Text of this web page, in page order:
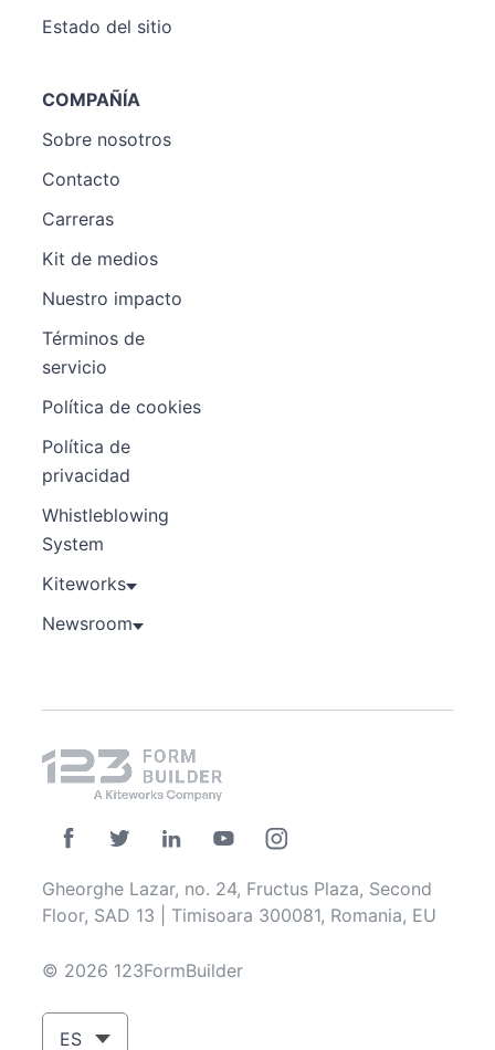
Estado del sitio
COMPAÑÍA
Sobre nosotros
Contacto
Carreras
Kit de medios
Nuestro impacto
Términos de
servicio
Política de cookies
Política de
privacidad
Whistleblowing
System
Kiteworks
Newsroom
Gheorghe Lazar, no. 24, Fructus Plaza, Second
Floor, SAD 13 | Timisoara 300081, Romania, EU
© 2026 123FormBuilder
ES